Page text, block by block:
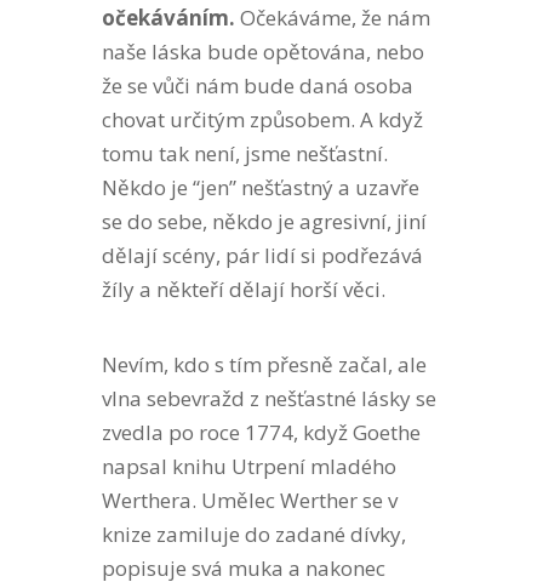
očekáváním. Očekáváme, že nám
naše láska bude opětována, nebo
že se vůči nám bude daná osoba
chovat určitým způsobem. A když
tomu tak není, jsme nešťastní.
Někdo je “jen” nešťastný a uzavře
se do sebe, někdo je agresivní, jiní
dělají scény, pár lidí si podřezává
žíly a někteří dělají horší věci.
Nevím, kdo s tím přesně začal, ale
vlna sebevražd z nešťastné lásky se
zvedla po roce 1774, když Goethe
napsal knihu Utrpení mladého
Werthera. Umělec Werther se v
knize zamiluje do zadané dívky,
popisuje svá muka a nakonec